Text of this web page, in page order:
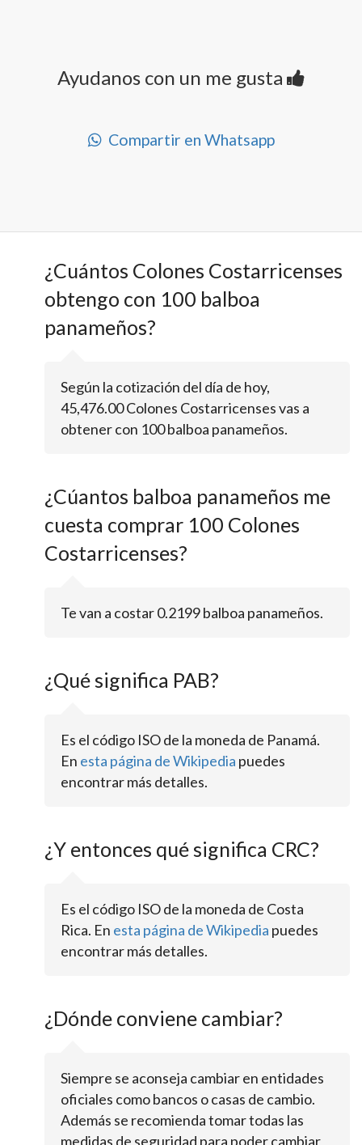
Ayudanos con un me gusta
Compartir en Whatsapp
¿Cuántos Colones Costarricenses
obtengo con 100 balboa
panameños?
Según la cotización del día de hoy,
45,476.00 Colones Costarricenses vas a
obtener con 100 balboa panameños.
¿Cúantos balboa panameños me
cuesta comprar 100 Colones
Costarricenses?
Te van a costar 0.2199 balboa panameños.
¿Qué significa PAB?
Es el código ISO de la moneda de Panamá.
En esta página de Wikipedia puedes
encontrar más detalles.
¿Y entonces qué significa CRC?
Es el código ISO de la moneda de Costa
Rica. En esta página de Wikipedia puedes
encontrar más detalles.
¿Dónde conviene cambiar?
Siempre se aconseja cambiar en entidades
oficiales como bancos o casas de cambio.
Además se recomienda tomar todas las
medidas de seguridad para poder cambiar